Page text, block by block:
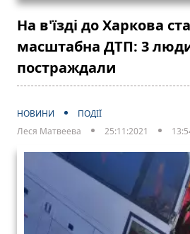
На в'їзді до Харкова
масштабна ДТП: 3
постраждали
НОВИНИ
ПОДІЇ
Леся Матвеева
25:11:2021